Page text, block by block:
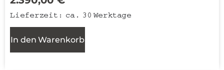
Lieferzeit: ca. 30 Werktage
In den Warenkorb